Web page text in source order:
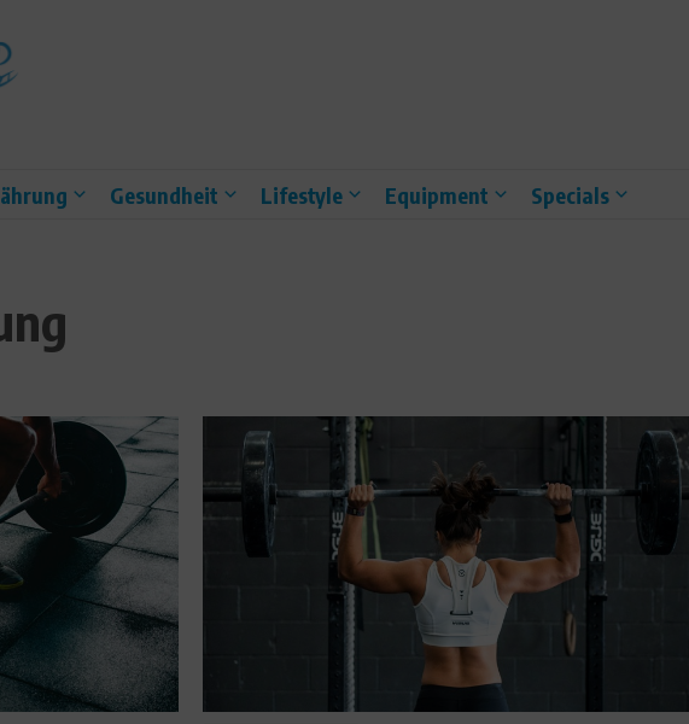
Gesundheit Lifestyle Equipment Specials